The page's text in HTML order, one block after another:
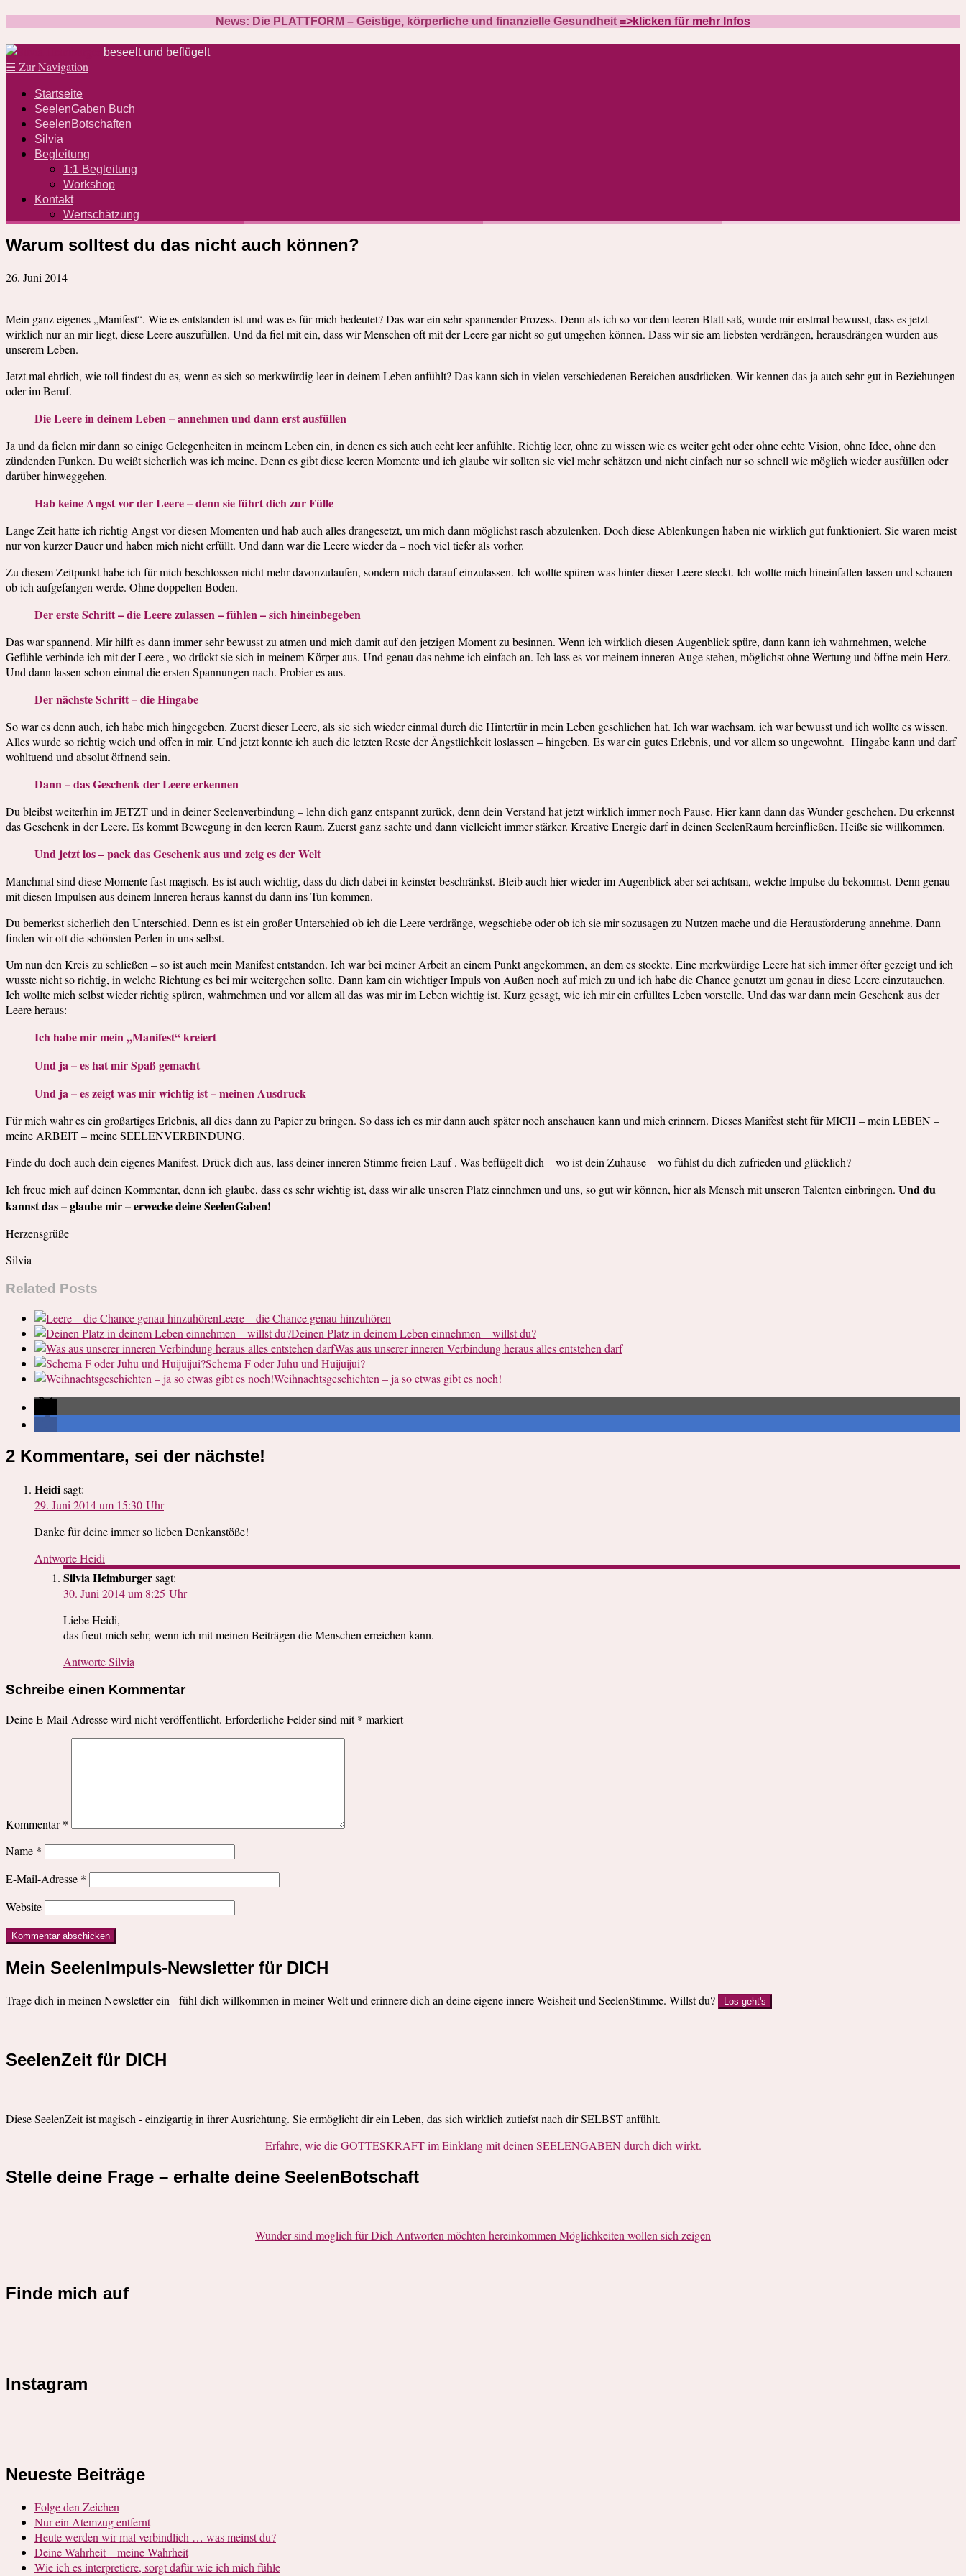
News: Die PLATTFORM – Geistige, körperliche und finanzielle Gesundheit =>klicken für mehr Infos
beseelt und beflügelt
☰ Zur Navigation
Startseite
SeelenGaben Buch
SeelenBotschaften
Silvia
Begleitung
1:1 Begleitung
Workshop
Kontakt
Wertschätzung
Warum solltest du das nicht auch können?
26. Juni 2014
Mein ganz eigenes „Manifest“. Wie es entstanden ist und was es für mich bedeutet? Das war ein sehr spannender Prozess. Denn als ich so vor dem leeren Blatt saß, wurde mir erstmal bewusst, dass es jetzt
wirklich nur an mir liegt, diese Leere auszufüllen. Und da fiel mit ein, dass wir Menschen oft mit der Leere gar nicht so gut umgehen können. Dass wir sie am liebsten verdrängen, herausdrängen würden aus
unserem Leben.
Jetzt mal ehrlich, wie toll findest du es, wenn es sich so merkwürdig leer in deinem Leben anfühlt? Das kann sich in vielen verschiedenen Bereichen ausdrücken. Wir kennen das ja auch sehr gut in Beziehungen
oder im Beruf.
Die Leere in deinem Leben – annehmen und dann erst ausfüllen
Ja und da fielen mir dann so einige Gelegenheiten in meinem Leben ein, in denen es sich auch echt leer anfühlte. Richtig leer, ohne zu wissen wie es weiter geht oder ohne echte Vision, ohne Idee, ohne den
zündenden Funken. Du weißt sicherlich was ich meine. Denn es gibt diese leeren Momente und ich glaube wir sollten sie viel mehr schätzen und nicht einfach nur so schnell wie möglich wieder ausfüllen oder
darüber hinweggehen.
Hab keine Angst vor der Leere – denn sie führt dich zur Fülle
Lange Zeit hatte ich richtig Angst vor diesen Momenten und hab auch alles drangesetzt, um mich dann möglichst rasch abzulenken. Doch diese Ablenkungen haben nie wirklich gut funktioniert. Sie waren meist
nur von kurzer Dauer und haben mich nicht erfüllt. Und dann war die Leere wieder da – noch viel tiefer als vorher.
Zu diesem Zeitpunkt habe ich für mich beschlossen nicht mehr davonzulaufen, sondern mich darauf einzulassen. Ich wollte spüren was hinter dieser Leere steckt. Ich wollte mich hineinfallen lassen und schauen
ob ich aufgefangen werde. Ohne doppelten Boden.
Der erste Schritt – die Leere zulassen – fühlen – sich hineinbegeben
Das war spannend. Mir hilft es dann immer sehr bewusst zu atmen und mich damit auf den jetzigen Moment zu besinnen. Wenn ich wirklich diesen Augenblick spüre, dann kann ich wahrnehmen, welche
Gefühle verbinde ich mit der Leere , wo drückt sie sich in meinem Körper aus. Und genau das nehme ich einfach an. Ich lass es vor meinem inneren Auge stehen, möglichst ohne Wertung und öffne mein Herz.
Und dann lassen schon einmal die ersten Spannungen nach. Probier es aus.
Der nächste Schritt – die Hingabe
So war es denn auch, ich habe mich hingegeben. Zuerst dieser Leere, als sie sich wieder einmal durch die Hintertür in mein Leben geschlichen hat. Ich war wachsam, ich war bewusst und ich wollte es wissen.
Alles wurde so richtig weich und offen in mir. Und jetzt konnte ich auch die letzten Reste der Ängstlichkeit loslassen – hingeben. Es war ein gutes Erlebnis, und vor allem so ungewohnt. Hingabe kann und darf
wohltuend und absolut öffnend sein.
Dann – das Geschenk der Leere erkennen
Du bleibst weiterhin im JETZT und in deiner Seelenverbindung – lehn dich ganz entspannt zurück, denn dein Verstand hat jetzt wirklich immer noch Pause. Hier kann dann das Wunder geschehen. Du erkennst
das Geschenk in der Leere. Es kommt Bewegung in den leeren Raum. Zuerst ganz sachte und dann vielleicht immer stärker. Kreative Energie darf in deinen SeelenRaum hereinfließen. Heiße sie willkommen.
Und jetzt los – pack das Geschenk aus und zeig es der Welt
Manchmal sind diese Momente fast magisch. Es ist auch wichtig, dass du dich dabei in keinster beschränkst. Bleib auch hier wieder im Augenblick aber sei achtsam, welche Impulse du bekommst. Denn genau
mit diesen Impulsen aus deinem Inneren heraus kannst du dann ins Tun kommen.
Du bemerkst sicherlich den Unterschied. Denn es ist ein großer Unterschied ob ich die Leere verdränge, wegschiebe oder ob ich sie mir sozusagen zu Nutzen mache und die Herausforderung annehme. Dann
finden wir oft die schönsten Perlen in uns selbst.
Um nun den Kreis zu schließen – so ist auch mein Manifest entstanden. Ich war bei meiner Arbeit an einem Punkt angekommen, an dem es stockte. Eine merkwürdige Leere hat sich immer öfter gezeigt und ich
wusste nicht so richtig, in welche Richtung es bei mir weitergehen sollte. Dann kam ein wichtiger Impuls von Außen noch auf mich zu und ich habe die Chance genutzt um genau in diese Leere einzutauchen.
Ich wollte mich selbst wieder richtig spüren, wahrnehmen und vor allem all das was mir im Leben wichtig ist. Kurz gesagt, wie ich mir ein erfülltes Leben vorstelle. Und das war dann mein Geschenk aus der
Leere heraus:
Ich habe mir mein „Manifest“ kreiert
Und ja – es hat mir Spaß gemacht
Und ja – es zeigt was mir wichtig ist – meinen Ausdruck
Für mich wahr es ein großartiges Erlebnis, all dies dann zu Papier zu bringen. So dass ich es mir dann auch später noch anschauen kann und mich erinnern. Dieses Manifest steht für MICH – mein LEBEN –
meine ARBEIT – meine SEELENVERBINDUNG.
Finde du doch auch dein eigenes Manifest. Drück dich aus, lass deiner inneren Stimme freien Lauf . Was beflügelt dich – wo ist dein Zuhause – wo fühlst du dich zufrieden und glücklich?
Ich freue mich auf deinen Kommentar, denn ich glaube, dass es sehr wichtig ist, dass wir alle unseren Platz einnehmen und uns, so gut wir können, hier als Mensch mit unseren Talenten einbringen. Und du
kannst das – glaube mir – erwecke deine SeelenGaben!
Herzensgrüße
Silvia
Related Posts
Leere – die Chance genau hinzuhören
Deinen Platz in deinem Leben einnehmen – willst du?
Was aus unserer inneren Verbindung heraus alles entstehen darf
Schema F oder Juhu und Huijuijui?
Weihnachtsgeschichten – ja so etwas gibt es noch!
2 Kommentare, sei der nächste!
Heidisagt:
29. Juni 2014 um 15:30 Uhr
Danke für deine immer so lieben Denkanstöße!
Antworte Heidi
Silvia Heimburgersagt:
30. Juni 2014 um 8:25 Uhr
Liebe Heidi,
das freut mich sehr, wenn ich mit meinen Beiträgen die Menschen erreichen kann.
Antworte Silvia
Schreibe einen Kommentar
Deine E-Mail-Adresse wird nicht veröffentlicht. Erforderliche Felder sind mit* markiert
Kommentar*
Name *
E-Mail-Adresse *
Website
Mein SeelenImpuls-Newsletter für DICH
Trage dich in meinen Newsletter ein - fühl dich willkommen in meiner Welt und erinnere dich an deine eigene innere Weisheit und SeelenStimme. Willst du? Los geht's
SeelenZeit für DICH
Diese SeelenZeit ist magisch - einzigartig in ihrer Ausrichtung. Sie ermöglicht dir ein Leben, das sich wirklich zutiefst nach dir SELBST anfühlt.
Erfahre, wie die GOTTESKRAFT im Einklang mit deinen SEELENGABEN durch dich wirkt.
Stelle deine Frage – erhalte deine SeelenBotschaft
Wunder sind möglich für Dich Antworten möchten hereinkommen Möglichkeiten wollen sich zeigen
Finde mich auf
Instagram
Neueste Beiträge
Folge den Zeichen
Nur ein Atemzug entfernt
Heute werden wir mal verbindlich … was meinst du?
Deine Wahrheit – meine Wahrheit
Wie ich es interpretiere, sorgt dafür wie ich mich fühle